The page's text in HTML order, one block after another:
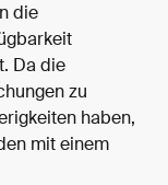
die
Da die
zu
haben,
mit einem